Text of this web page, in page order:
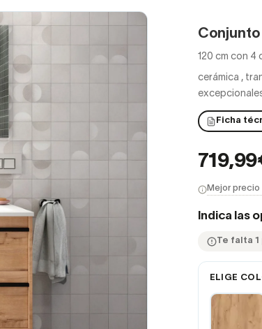
120 cm con 4
cerámica ,
Ficha
Mejor
Indica las
Te falta 1
ELIGE